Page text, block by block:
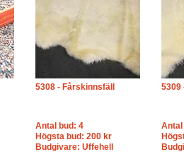
5308 - Fårskinnsfäll
Antal bud: 4
Högsta bud: 200 kr
Budgivare: Uffehell
5309
Antal